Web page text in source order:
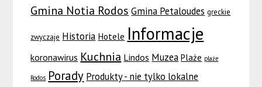
Gmina Notia Rodos Gmina Petaloudes greckie
zwyczaje Historia Hotele Informacje
koronawirus Kuchnia Lindos Muzea Plaże plaże
Rodos Porady Produkty - nie tylko lokalne